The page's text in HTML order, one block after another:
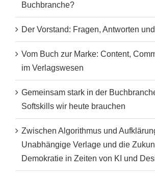
Buchbranche?
Der Vorstand: Fragen, Antworten
Vom Buch zur Marke: Content,
im Verlagswesen
Gemeinsam stark in der
Softskills wir heute brauchen
Zwischen Algorithmus und
Unabhängige Verlage und die
Demokratie in Zeiten von KI und